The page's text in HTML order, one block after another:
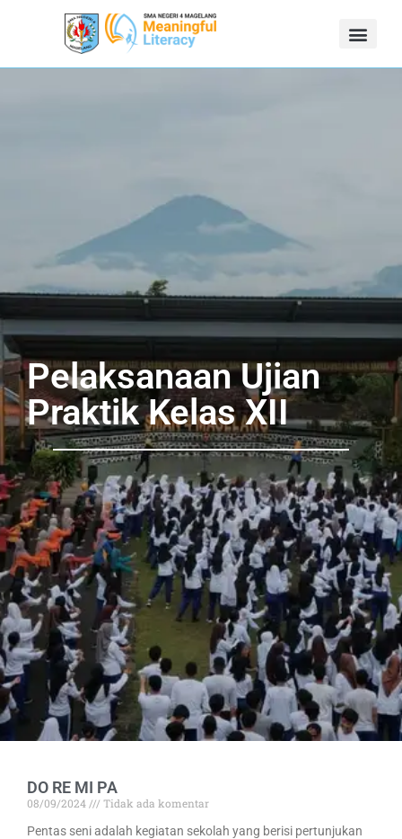
Pelaksanaan Ujian
Praktik Kelas XII
DO RE MI PA
08/09/2024
Tidak ada komentar
Pentas seni adalah kegiatan sekolah yang berisi pertunjukan